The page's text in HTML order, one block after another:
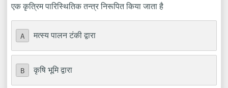
एक कृत्रिम पारिस्थितिक तन्त्र निरूपित किया जाता है
A मत्स्य पालन टंकी द्वारा
B कृषि भूमि द्वारा